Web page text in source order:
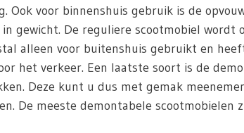
Ook voor binnenshuis gebruik is de
gewicht. De reguliere scootmobiel wordt
alleen voor buitenshuis gebruikt en
het verkeer. Een laatste soort is de
Deze kunt u dus met gemak
De meeste demontabele scootmobielen